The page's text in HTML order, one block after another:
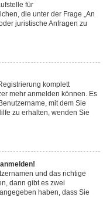
für
die unter der Frage „An
juristische Anfragen zu
komplett
mehr anmelden können. Es
mit dem Sie
zu erhalten, wenden Sie
und das richtige
dann gibt es zwei
haben, dass Sie